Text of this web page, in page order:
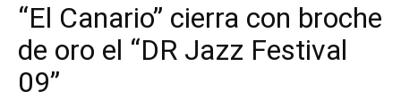
“El Canario” cierra con broche
de oro el “DR Jazz Festival
09”